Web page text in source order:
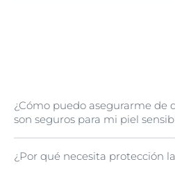
¿Cómo puedo asegurarme de
son seguros para mi piel
Todos los productos Eucerin
¿Por qué necesita protección